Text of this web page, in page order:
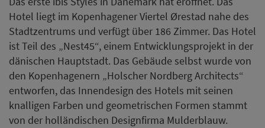
Hotel liegt im Kopenhagener Viertel Ørestad nahe des
Stadtzentrums und verfügt über 186 Zimmer. Das Hotel
ist Teil des „Nest45“, einem Entwicklungsprojekt in der
dänischen Hauptstadt. Das Gebäude selbst wurde von
den Kopenhagenern „Holscher Nordberg Architects“
entworfen, das Innendesign des Hotels mit seinen
knalligen Farben und geometrischen Formen stammt
von der holländischen Designfirma Mulderblauw.